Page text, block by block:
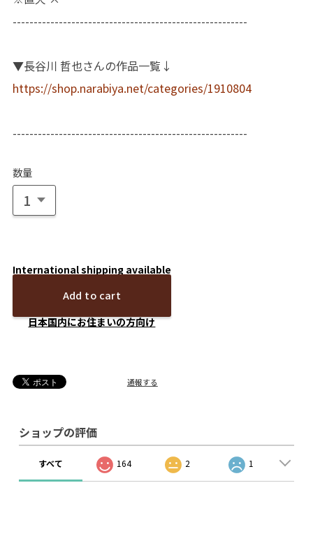
--------------------------------------------------------
▼長谷川 哲也さんの作品一覧↓
https://shop.narabiya.net/categories/1910804
--------------------------------------------------------
数量
International shipping available
Add to cart
日本国内にお住まいの方向け
通報する
ショップの評価
すべて 164 2 1